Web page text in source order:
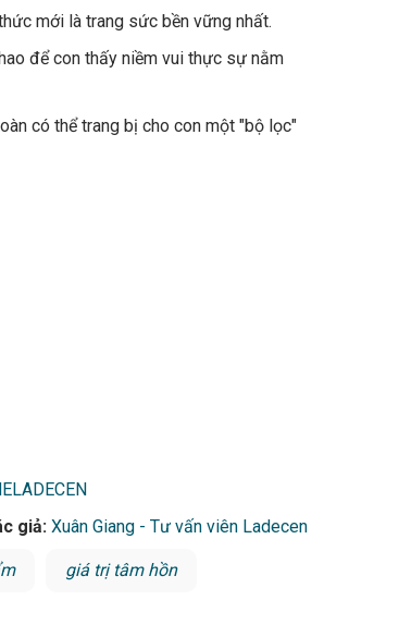
mới là trang sức bền vững nhất.
để con thấy niềm vui thực sự nằm
có thể trang bị cho con một "bộ lọc"
giả: Xuân Giang - Tư vấn viên Ladecen
giá trị tâm hồn